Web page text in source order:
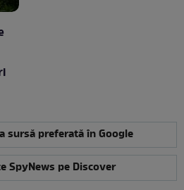
sursă preferată în Google
SpyNews pe Discover